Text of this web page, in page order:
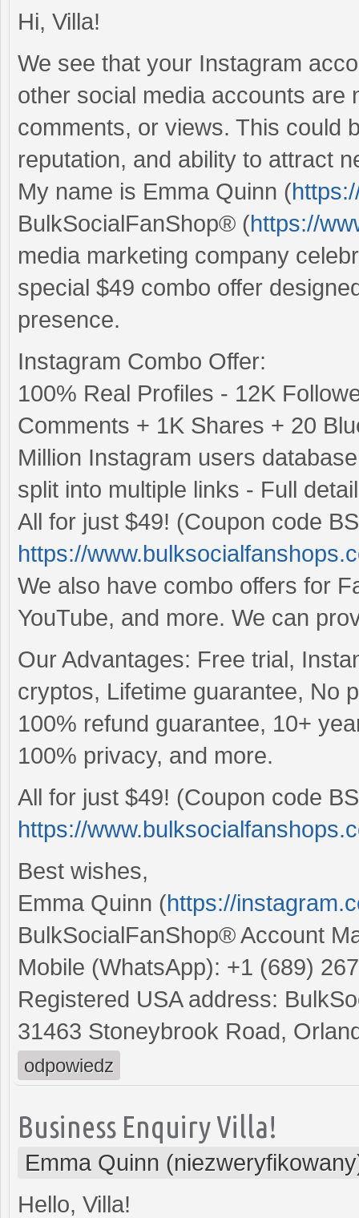
Hi, Villa!
We see that your Instagram
other social media accounts are
comments, or views. This could
reputation, and ability to attract
My name is Emma Quinn (
BulkSocialFanShop® (https://
media marketing company
special $49 combo offer
presence.
Instagram Combo Offer:
100% Real Profiles - 12K
Comments + 1K Shares + 20
Million Instagram users
split into multiple links - Full
All for just $49! (Coupon code
https://
We also have combo offers for
YouTube, and more. We can
Our Advantages: Free trial,
cryptos, Lifetime guarantee, No
100% refund guarantee, 10+
100% privacy, and more.
All for just $49! (Coupon code
https://
Best wishes,
Emma Quinn (https://
BulkSocialFanShop® Account
Mobile (WhatsApp): +1 (689)
Registered USA address:
31463 Stoneybrook Road,
odpowiedz
Business Enquiry Villa!
Emma Quinn
Hello, Villa!